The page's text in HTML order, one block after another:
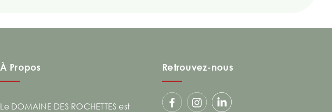
À Propos
Le DOMAINE DES ROCHETTES est
Retrouvez-nous